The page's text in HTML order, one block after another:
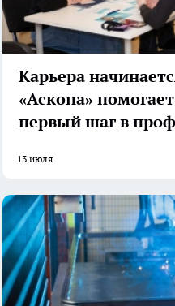
Карьера
«Аскона»
первый шаг в
13 июля